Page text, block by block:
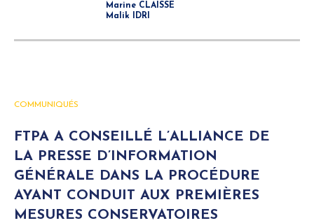
Marine CLAISSE
Malik IDRI
COMMUNIQUÉS
FTPA A CONSEILLÉ L’ALLIANCE DE
LA PRESSE D’INFORMATION
GÉNÉRALE DANS LA PROCÉDURE
AYANT CONDUIT AUX PREMIÈRES
MESURES CONSERVATOIRES